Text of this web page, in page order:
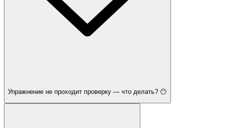
Упражнение не проходит проверку — что делать? 😶